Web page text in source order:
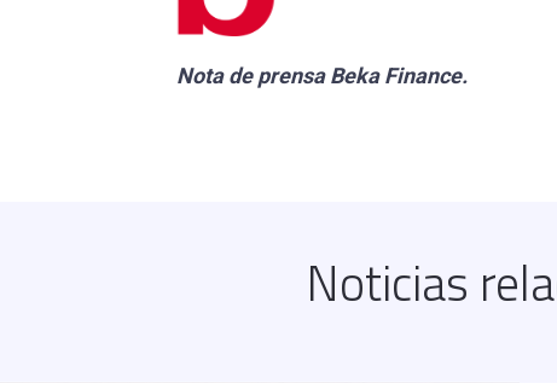
Nota de prensaBeka Finance.
Noticias